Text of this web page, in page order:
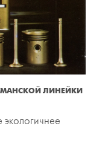
ЛИНЕЙКИ